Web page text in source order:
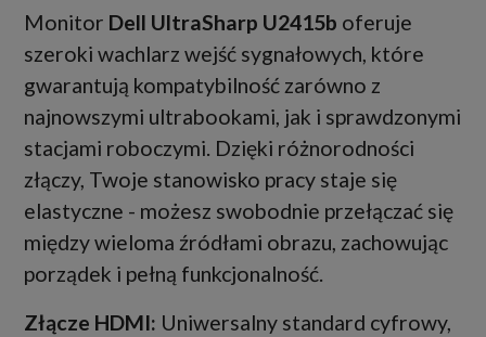
Monitor Dell UltraSharp U2415b oferuje
szeroki wachlarz wejść sygnałowych, które
gwarantują kompatybilność zarówno z
najnowszymi ultrabookami, jak i sprawdzonymi
stacjami roboczymi. Dzięki różnorodności
złączy, Twoje stanowisko pracy staje się
elastyczne - możesz swobodnie przełączać się
między wieloma źródłami obrazu, zachowując
porządek i pełną funkcjonalność.
Złącze HDMI: Uniwersalny standard cyfrowy,